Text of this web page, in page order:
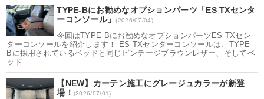
TYPE-Bにお勧めなオプションパーツ「ES TXセンタ
ーコンソール」(2026/07/04)
今回はTYPE-Bにお勧めなオプションパーツES TXセン
ターコンソールを紹介します！ ES TXセンターコンソールは、TYPE-
Bに採用されているベッドと同じビンテージブラウンレザー、そしてベ
ッド
【NEW】カーテン施工にグレージュカラーが新登
場！ (2026/07/01)